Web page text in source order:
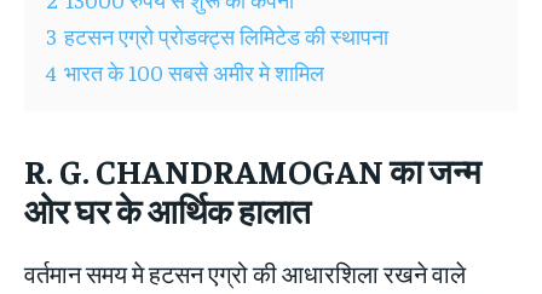
3 हटसन एग्रो प्रोडक्ट्स लिमिटेड की स्थापना
4 भारत के 100 सबसे अमीर मे शामिल
R. G. CHANDRAMOGAN का जन्म
ओर घर के आर्थिक हालात
वर्तमान समय मे हटसन एग्रो की आधारशिला रखने वाले